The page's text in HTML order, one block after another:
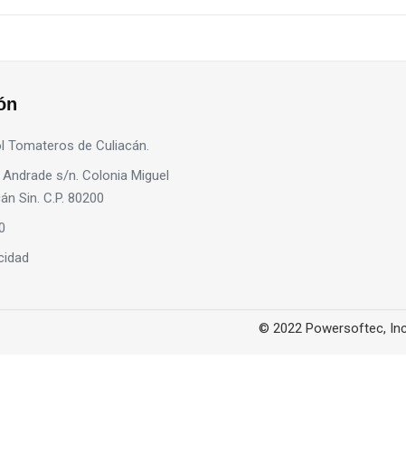
Tomateros de Culiacán.
s/n. Colonia Miguel
Sin. C.P. 80200
© 2022 Powersoftec,